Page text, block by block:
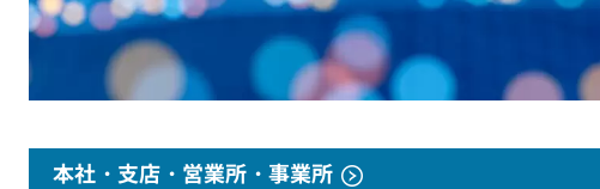
本社・支店・営業所・事業所